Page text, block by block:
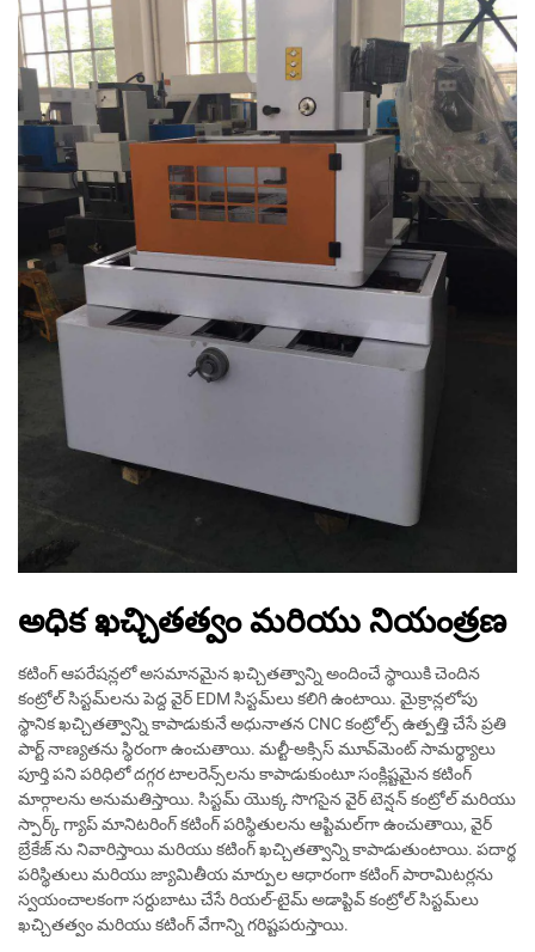
అధిక ఖచ్చితత్వం మరియు నియంత్రణ
కటింగ్ ఆపరేషన్లలో అసమానమైన ఖచ్చితత్వాన్ని అందించే స్థాయికి చెందిన
కంట్రోల్ సిస్టమ్‌లను పెద్ద వైర్ EDM సిస్టమ్‌లు కలిగి ఉంటాయి. మైక్రాన్లలోపు
స్థానిక ఖచ్చితత్వాన్ని కాపాడుకునే అధునాతన CNC కంట్రోల్స్ ఉత్పత్తి చేసే ప్రతి
పార్ట్ నాణ్యతను స్థిరంగా ఉంచుతాయి. మల్టీ-అక్సిస్ మూవ్‌మెంట్ సామర్థ్యాలు
పూర్తి పని పరిధిలో దగ్గర టాలరెన్స్‌లను కాపాడుకుంటూ సంక్లిష్టమైన కటింగ్
మార్గాలను అనుమతిస్తాయి. సిస్టమ్ యొక్క సొగసైన వైర్ టెన్షన్ కంట్రోల్ మరియు
స్పార్క్ గ్యాప్ మానిటరింగ్ కటింగ్ పరిస్థితులను ఆప్టిమల్‌గా ఉంచుతాయి, వైర్
బ్రేకేజ్ ను నివారిస్తాయి మరియు కటింగ్ ఖచ్చితత్వాన్ని కాపాడుతుంటాయి. పదార్థ
పరిస్థితులు మరియు జ్యామితీయ మార్పుల ఆధారంగా కటింగ్ పారామిటర్లను
స్వయంచాలకంగా సర్దుబాటు చేసే రియల్-టైమ్ అడాప్టివ్ కంట్రోల్ సిస్టమ్‌లు
ఖచ్చితత్వం మరియు కటింగ్ వేగాన్ని గరిష్టపరుస్తాయి.